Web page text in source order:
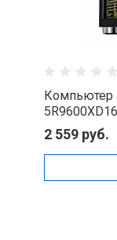
Компьютер
2 559 руб.